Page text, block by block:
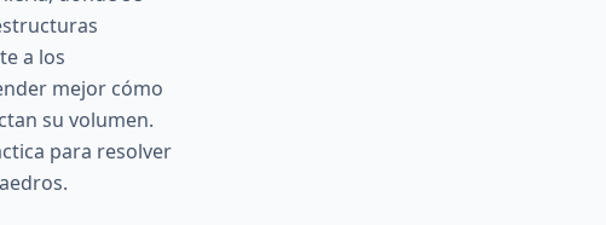
a los
mejor cómo
su volumen.
para resolver